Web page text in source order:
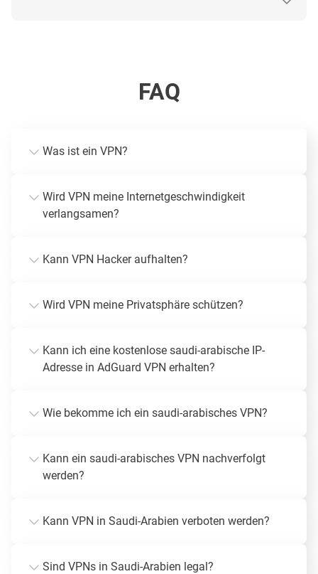
FAQ
Was ist ein VPN?
Wird VPN meine Internetgeschwindigkeit
verlangsamen?
Kann VPN Hacker aufhalten?
Wird VPN meine Privatsphäre schützen?
Kann ich eine kostenlose saudi-arabische IP-
Adresse in AdGuard VPN erhalten?
Wie bekomme ich ein saudi-arabisches VPN?
Kann ein saudi-arabisches VPN nachverfolgt
werden?
Kann VPN in Saudi-Arabien verboten werden?
Sind VPNs in Saudi-Arabien legal?